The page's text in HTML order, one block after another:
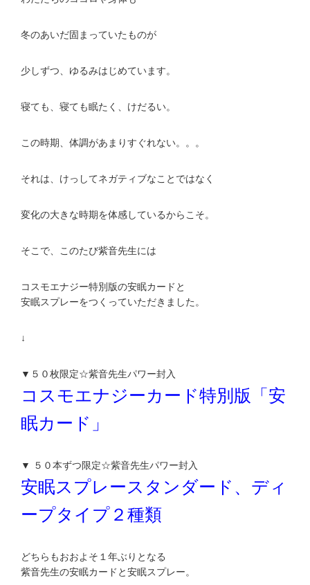
冬のあいだ固まっていたものが
少しずつ、ゆるみはじめています。
寝ても、寝ても眠たく、けだるい。
この時期、体調があまりすぐれない。。。
それは、けっしてネガティブなことではなく
変化の大きな時期を体感しているからこそ。
そこで、このたび紫音先生には
コスモエナジー特別版の安眠カードと
安眠スプレーをつくっていただきました。
↓
▼５０枚限定☆紫音先生パワー封入
コスモエナジーカード特別版「安
眠カード」
▼ ５０本ずつ限定☆紫音先生パワー封入
安眠スプレースタンダード、ディ
ープタイプ２種類
どちらもおおよそ１年ぶりとなる
紫音先生の安眠カードと安眠スプレー。